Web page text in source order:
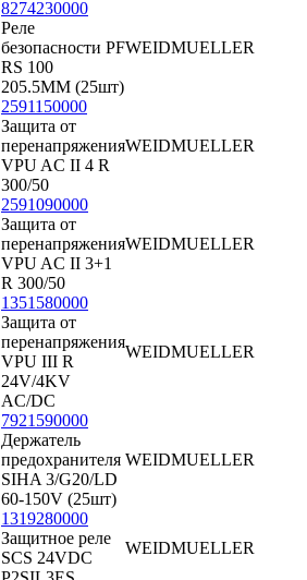
8274230000
Реле
безопасности PF
RS 100
205.5MM (25шт)
WEIDMUELLER
2591150000
Защита от
перенапряжения
VPU AC II 4 R
300/50
WEIDMUELLER
2591090000
Защита от
перенапряжения
VPU AC II 3+1
R 300/50
WEIDMUELLER
1351580000
Защита от
перенапряжения
VPU III R
24V/4KV
AC/DC
WEIDMUELLER
7921590000
Держатель
предохранителя
SIHA 3/G20/LD
60-150V (25шт)
WEIDMUELLER
1319280000
Защитное реле
SCS 24VDC
WEIDMUELLER